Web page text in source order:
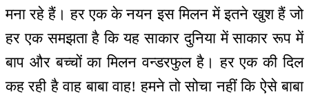
मना रहे हैं। हर एक के नयन इस मिलन में इतने खुश हैं जो
हर एक समझता है कि यह साकार दुनिया में साकार रूप में
बाप और बच्चों का मिलन वन्डरफुल है। हर एक की दिल
कह रही है वाह बाबा वाह! हमने तो सोचा नहीं कि ऐसे बाबा